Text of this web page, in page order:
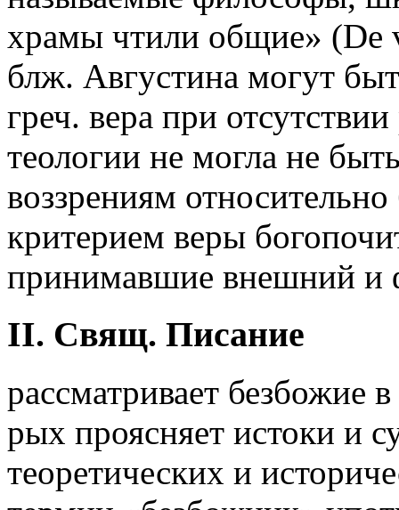
храмы чтили общие» (De
блж. Августина могут
греч. вера при
теологии не могла не
воззрениям
критерием веры
принимавшие внешний и
II. Свящ. Писание
рассматривает безбожие
рых проясняет истоки и
теоретических и